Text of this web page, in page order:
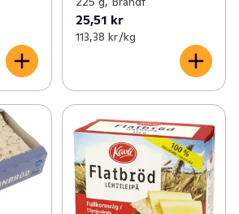
25,51 kr
113,38 kr /kg